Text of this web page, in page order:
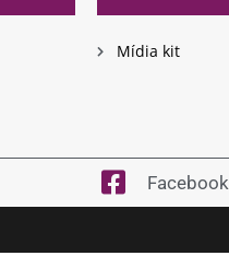
Mídia kit
Facebook